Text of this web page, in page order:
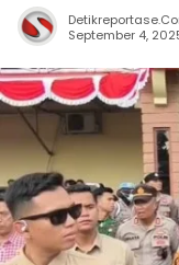
September 4,